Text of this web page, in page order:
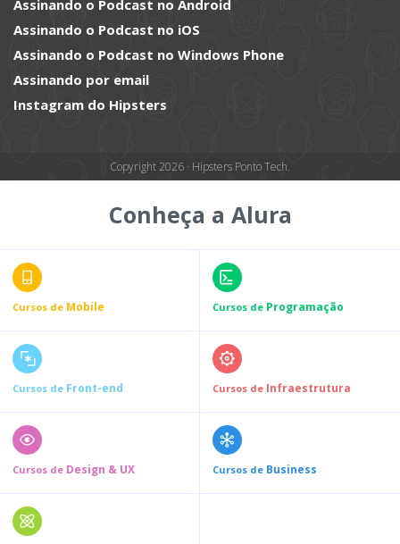
Assinando o Podcast no Android
Assinando o Podcast no iOS
Assinando o Podcast no Windows Phone
Assinando por email
Instagram do Hipsters
Copyright 2026 · Hipsters Ponto Tech.
Conheça a Alura
Cursos de Mobile Cursos de Programação
Cursos de Front-end Cursos de Infraestrutura
Cursos de Design & UX Cursos de Business